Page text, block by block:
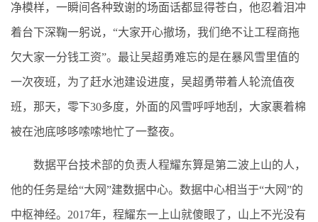
净模样，一瞬间各种致谢的场面话都显得苍白，他忍着泪冲
着台下深鞠一躬说，“大家开心撤场，我们绝不让工程商拖
欠大家一分钱工资”。最让吴超勇难忘的是在暴风雪里值的
一次夜班，为了赶水池建设进度，吴超勇带着人轮流值夜
班，那天，零下30多度，外面的风雪呼呼地刮，大家裹着棉
被在池底哆哆嗦嗦地忙了一整夜。
数据平台技术部的负责人程耀东算是第二波上山的人，
他的任务是给“大网”建数据中心。数据中心相当于“大网”的
中枢神经。2017年，程耀东一上山就傻眼了，山上不光没有